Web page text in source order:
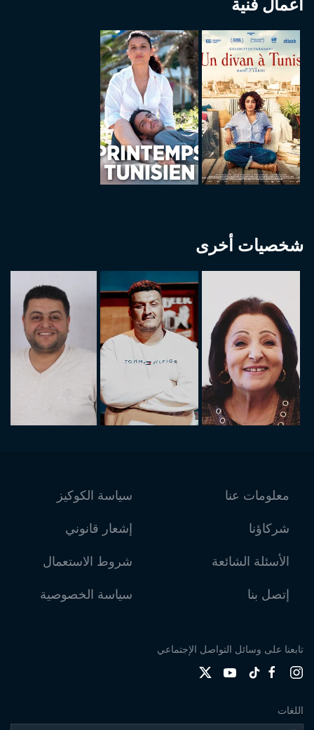
أعمال فنية
شخصيات أخرى
معلومات عنا
شركاؤنا
الأسئلة الشائعة
إتصل بنا
سياسة الكوكيز
إشعار قانوني
شروط الاستعمال
سياسة الخصوصية
تابعنا على وسائل التواصل الإجتماعي
اللغات